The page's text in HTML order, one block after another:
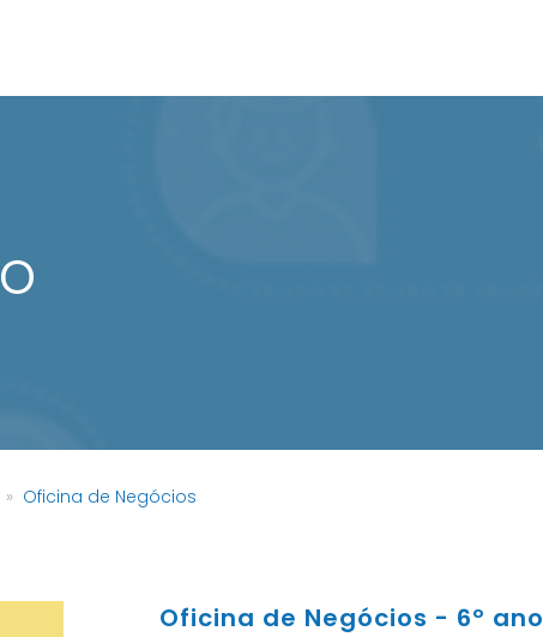
Oficina de Negócios
Oficina de Negócios - 6º ano